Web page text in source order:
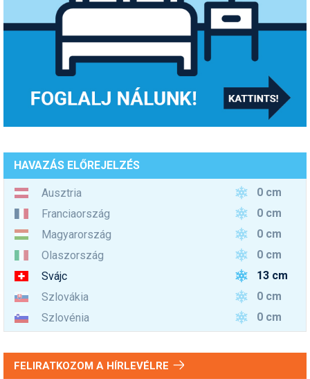
HAVAZÁS ELŐREJELZÉS
Ausztria
0 cm
Franciaország
0 cm
Magyarország
0 cm
Olaszország
0 cm
Svájc
13 cm
Szlovákia
0 cm
Szlovénia
0 cm
FELIRATKOZOM A HÍRLEVÉLRE